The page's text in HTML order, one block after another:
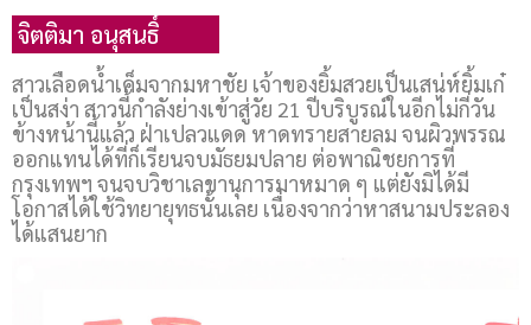
จิตติมา อนุสนธิ์
สาวเลือดน้ำเค็มจากมหาชัย เจ้าของยิ้มสวยเป็นเสน่ห์ยิ้มเก๋
เป็นสง่า สาวนี้กำลังย่างเข้าสู่วัย 21 ปีบริบูรณ์ในอีกไม่กี่วัน
ข้างหน้านี้แล้ว ฝ่าเปลวแดด หาดทรายสายลม จนผิวพรรณ
ออกแทนได้ที่ก็เรียนจบมัธยมปลาย ต่อพาณิชยการที่
กรุงเทพฯ จนจบวิชาเลขานุการมาหมาด ๆ แต่ยังมิได้มี
โอกาสได้ใช้วิทยายุทธนั้นเลย เนื่องจากว่าหาสนามประลอง
ได้แสนยาก